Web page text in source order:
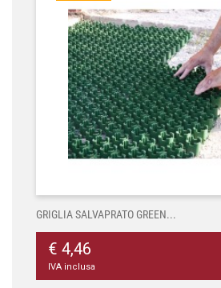
GRIGLIA SALVAPRATO GREEN...
€ 4,46
IVA inclusa